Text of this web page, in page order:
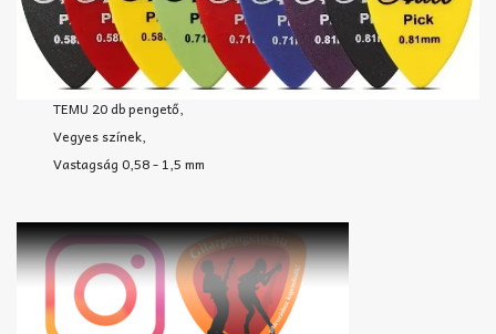
TEMU 20 db pengető,
Vegyes színek,
Vastagság 0,58 - 1,5 mm